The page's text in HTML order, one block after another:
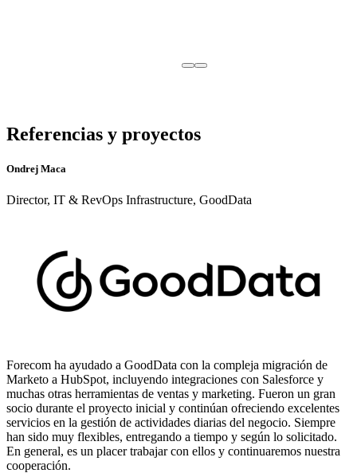
Referencias y proyectos
Ondrej Maca
Director, IT & RevOps Infrastructure, GoodData
Forecom ha ayudado a GoodData con la compleja migración de
Marketo a HubSpot, incluyendo integraciones con Salesforce y
muchas otras herramientas de ventas y marketing. Fueron un gran
socio durante el proyecto inicial y continúan ofreciendo excelentes
servicios en la gestión de actividades diarias del negocio. Siempre
han sido muy flexibles, entregando a tiempo y según lo solicitado.
En general, es un placer trabajar con ellos y continuaremos nuestra
cooperación.